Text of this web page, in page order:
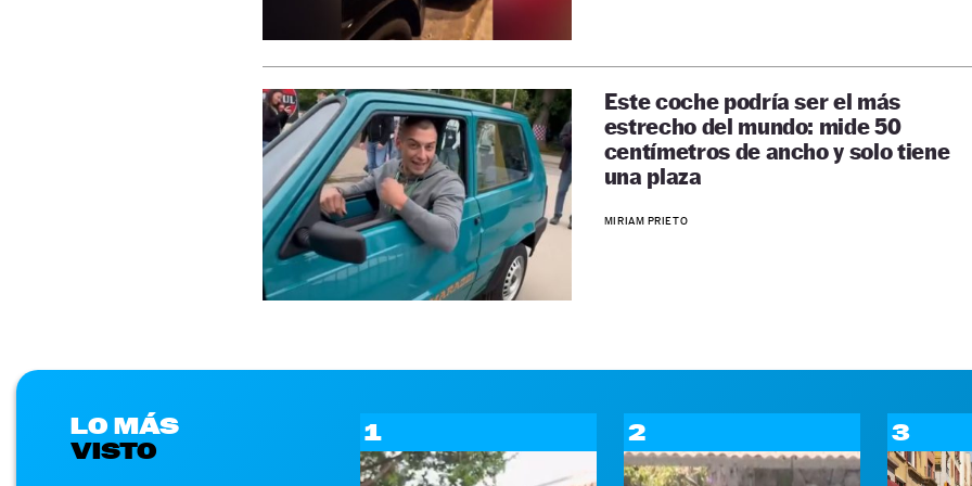
Este coche podría ser el más
estrecho del mundo: mide 50
centímetros de ancho y solo tiene
una plaza
MIRIAM PRIETO
LO MÁS
VISTO
1 2 3